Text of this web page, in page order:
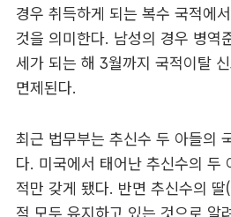
경우 취득하게 되는 복수 국적에
것을 의미한다. 남성의 경우 병역
세가 되는 해 3월까지 국적이탈
면제된다.
최근 법무부는 추신수 두 아들의
다. 미국에서 태어난 추신수의 두
적만 갖게 됐다. 반면 추신수의
적 모두 유지하고 있는 것으로 알